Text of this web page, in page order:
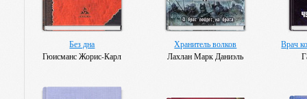
Без дна
Гюисманс Жорис-Карл
Хранитель волков
Лахлан Марк Даниэль
Врач